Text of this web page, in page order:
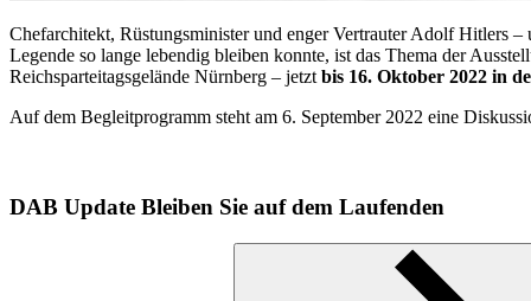
Chefarchitekt, Rüstungsminister und enger Vertrauter Adolf Hitlers
Legende so lange lebendig bleiben konnte, ist das Thema der
Reichsparteitagsgelände Nürnberg – jetzt bis 16. Oktober 2022 in
Auf dem Begleitprogramm steht am 6. September 2022 eine
DAB Update Bleiben Sie auf dem Laufenden